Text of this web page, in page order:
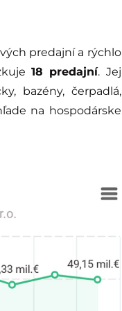
predajní a rýchlo
18 predajní. Jej
bazény, čerpadlá,
na hospodárske